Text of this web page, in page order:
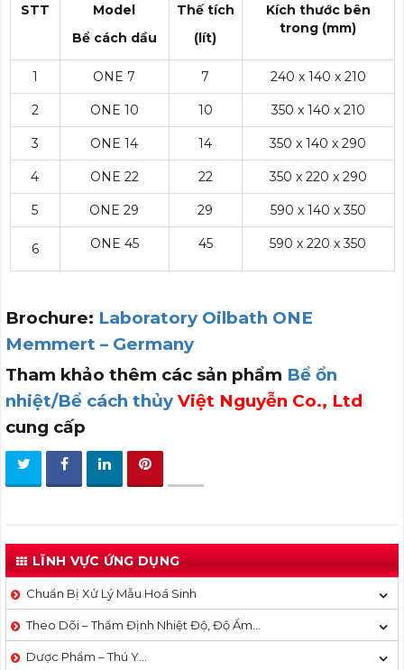
STT
Model
Bể cách dầu
Thế tích
(lít)
Kích thước bên
trong (mm)
1 ONE 7 7 240 x 140 x 210
2 ONE 10 10 350 x 140 x 210
3 ONE 14 14 350 x 140 x 290
4 ONE 22 22 350 x 220 x 290
5 ONE 29 29 590 x 140 x 350
6 ONE 45 45 590 x 220 x 350
Brochure: Laboratory Oilbath ONE
Memmert – Germany
Tham khảo thêm các sản phẩm Bể ổn
nhiệt/Bể cách thủyViệt Nguyễn Co., Ltd
cung cấp
LĨNH VỰC ỨNG DỤNG
Chuẩn Bị Xử Lý Mẫu Hoá Sinh
Theo Dõi – Thẩm Định Nhiệt Độ, Độ Ẩm…
Dược Phẩm – Thú Y…